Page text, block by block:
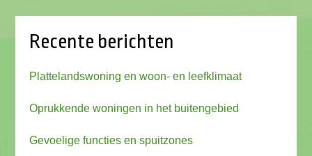
Recente berichten
Plattelandswoning en woon- en leefklimaat
Oprukkende woningen in het buitengebied
Gevoelige functies en spuitzones